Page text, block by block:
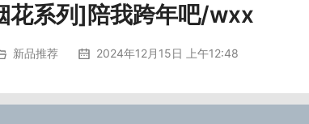
花系列]陪我跨年吧/wxx
新品推荐 2024年12月15日 上午12:48